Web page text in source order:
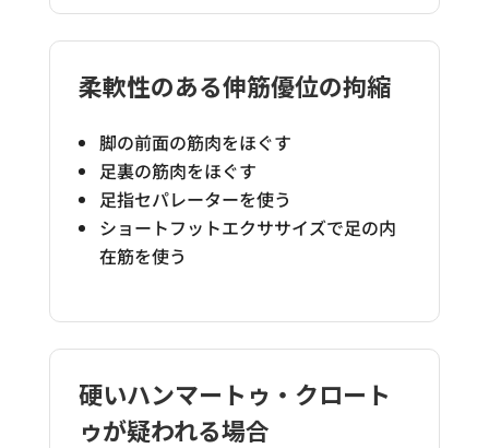
柔軟性のある伸筋優位の拘縮
脚の前面の筋肉をほぐす
足裏の筋肉をほぐす
足指セパレーターを使う
ショートフットエクササイズで足の内
在筋を使う
硬いハンマートゥ・クロート
ゥが疑われる場合